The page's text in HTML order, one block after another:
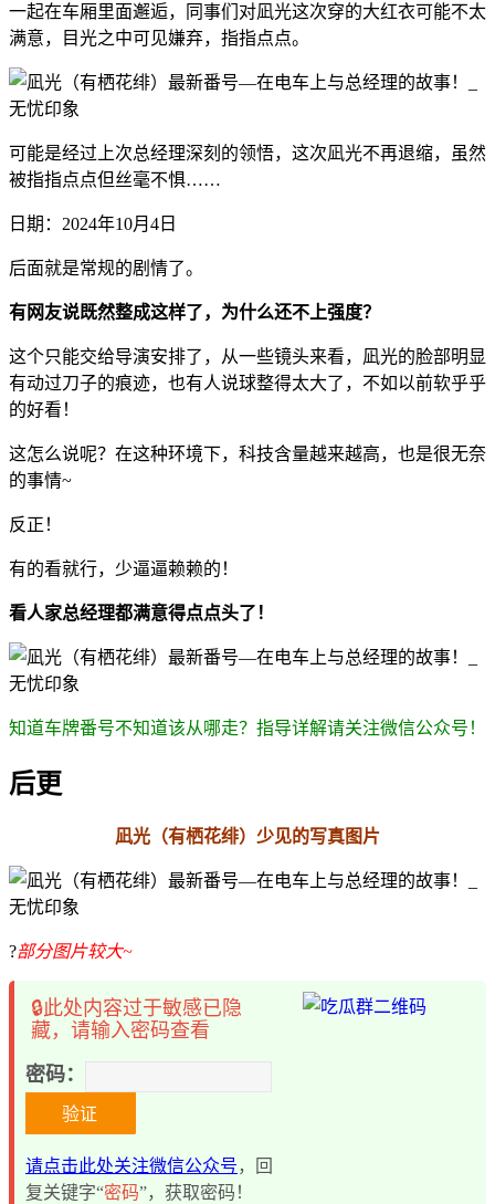
一起在车厢里面邂逅，同事们对凪光这次穿的大红衣可能不太
满意，目光之中可见嫌弃，指指点点。
可能是经过上次总经理深刻的领悟，这次凪光不再退缩，虽然
被指指点点但丝毫不惧……
日期：2024年10月4日
后面就是常规的剧情了。
有网友说既然整成这样了，为什么还不上强度？
这个只能交给导演安排了，从一些镜头来看，凪光的脸部明显
有动过刀子的痕迹，也有人说球整得太大了，不如以前软乎乎
的好看！
这怎么说呢？在这种环境下，科技含量越来越高，也是很无奈
的事情~
反正！
有的看就行，少逼逼赖赖的！
看人家总经理都满意得点点头了！
知道车牌番号不知道该从哪走？指导详解请关注微信公众号！
后更
凪光（有栖花绯）少见的写真图片
?部分图片较大~
🔒此处内容过于敏感已隐
藏，请输入密码查看
密码：
请点击此处关注微信公众号，回
复关键字“密码”，获取密码！